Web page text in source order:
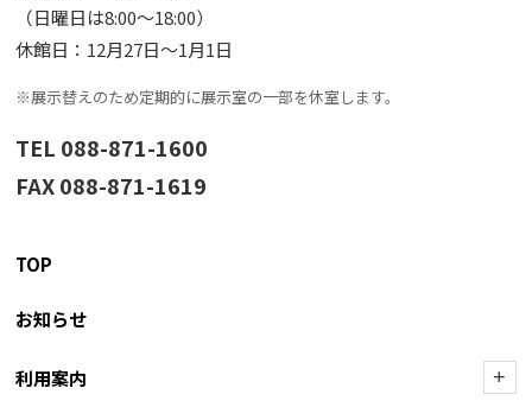
（日曜日は8:00〜18:00）
休館日：12月27日〜1月1日
※展示替えのため定期的に展示室の一部を休室します。
TEL 088-871-1600
FAX 088-871-1619
TOP
お知らせ
利用案内 +